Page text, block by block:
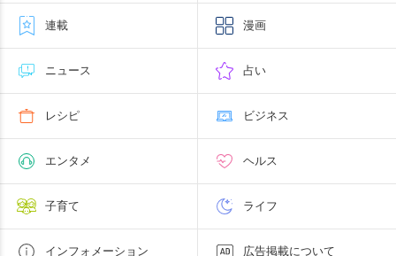
連載 漫画
ニュース 占い
レシピ ビジネス
エンタメ ヘルス
子育て ライフ
インフォメーション 広告掲載について